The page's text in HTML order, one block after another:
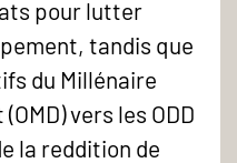
pour lutter
tandis que
du Millénaire
vers les ODD
la reddition de